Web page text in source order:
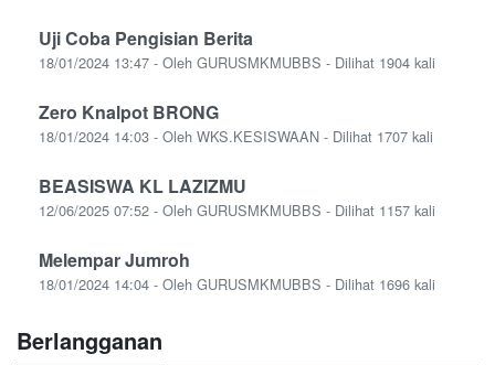
Uji Coba Pengisian Berita
18/01/2024 13:47 - Oleh GURUSMKMUBBS - Dilihat 1904 kali
Zero Knalpot BRONG
18/01/2024 14:03 - Oleh WKS.KESISWAAN - Dilihat 1707 kali
BEASISWA KL LAZIZMU
12/06/2025 07:52 - Oleh GURUSMKMUBBS - Dilihat 1157 kali
Melempar Jumroh
18/01/2024 14:04 - Oleh GURUSMKMUBBS - Dilihat 1696 kali
Berlangganan